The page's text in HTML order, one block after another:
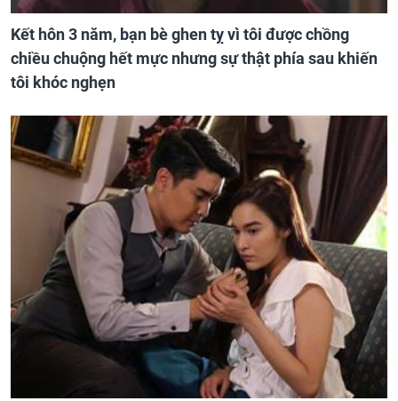
Kết hôn 3 năm, bạn bè ghen tỵ vì tôi được chồng
chiều chuộng hết mực nhưng sự thật phía sau khiến
tôi khóc nghẹn